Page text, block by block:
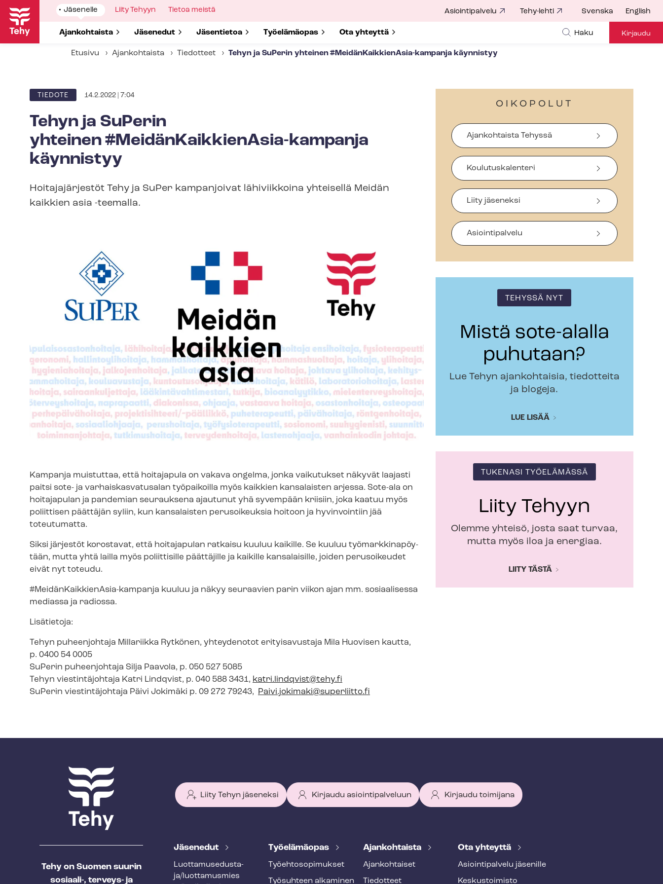
Hyppää
pääsisältöön
Show
submenu
Jäsenelle
Show submenu for
Ajankohtaista Show submenu for
Jäsenedut Show submenu for
Jäsentietoa Show submenu for
Työelämäopas Show submenu for
Ota yhteyttä
Show
Liity Tehyyn
Show
Tietoa meistä Asiointipalvelu Tehy-lehti Svenska English
Haku Kirjaudu
Etusivu Ajankohtaista Tiedotteet Tehyn ja SuPerin yhteinen #MeidänKaikkienAsia-​kampanja käynnistyy
ARTIKKELIN
TIEDOTE 14.2.2022 | 7:04
Tehyn ja SuPerin
yhteinen #MeidänKaikkienAsia-​kampanja
käynnistyy
Hoitajajärjestöt Tehy ja SuPer kampanjoivat lähiviikkoina yhteisellä Meidän
kaikkien asia -teemalla.
Kampanja muistuttaa, että hoitajapula on vakava ongelma, jonka vaikutukset näkyvät laajasti
paitsi sote- ja var­hais­kas­va­tusa­lan työpaikoilla myös kaikkien kansalaisten arjessa. Sote-ala on
hoitajapulan ja pandemian seurauksena ajautunut yhä syvempään kriisiin, joka kaatuu myös
poliittisen päättäjän syliin, kun kansalaisten perusoikeuksia hoitoon ja hyvinvointiin jää
toteutumatta.
Siksi järjestöt korostavat, että hoitajapulan ratkaisu kuuluu kaikille. Se kuuluu työ­mark­ki­na­pöy­
tään, mutta yhtä lailla myös poliittisille päättäjille ja kaikille kansalaisille, joiden perusoikeudet
eivät nyt toteudu.
#MeidänKaikkienAsia-​kampanja kuuluu ja näkyy seuraavien parin viikon ajan mm. sosiaalisessa
mediassa ja radiossa.
Lisätietoja:
Tehyn puheenjohtaja Millariikka Rytkönen, yhteydenotot erityisavustaja Mila Huovisen kautta,
p. 0400 54 0005
SuPerin puheenjohtaja Silja Paavola, p. 050 527 5085
Tehyn viestintäjohtaja Katri Lindqvist, p. 040 588 3431, katri.lindqvist@tehy.fi
SuPerin viestintäjohtaja Päivi Jokimäki p. 09 272 79243,
Paivi.jokimaki@superliitto.fi
OIKOPOLUT
Ajankohtaista Tehyssä
Koulutuskalenteri
Liity jäseneksi
Asiointipalvelu
TEHYSSÄ NYT
Mistä sote-alalla
puhutaan?
Lue Tehyn ajankohtaisia, tiedotteita
ja blogeja.
LUE LISÄÄ
TUKENASI TYÖELÄMÄSSÄ
Liity Tehyyn
Olemme yhteisö, josta saat turvaa,
mutta myös iloa ja energiaa.
LIITY TÄSTÄ
Tehy on Suomen suurin
sosiaali-, terveys- ja
Liity Tehyn jäseneksi Kirjaudu asiointipalveluun Kirjaudu toimijana
T
h
Jäsenedut
Luot­ta­muse­dus­ta­
ja/luottamusmies
Työelämäopas
Työ­eh­to­so­pi­muk­set
Työsuhteen alkaminen
Ajankohtaista
Ajankohtaiset
Tiedotteet
Ota yhteyttä
Asioin­ti­pal­ve­lu jäsenille
Keskustoimisto